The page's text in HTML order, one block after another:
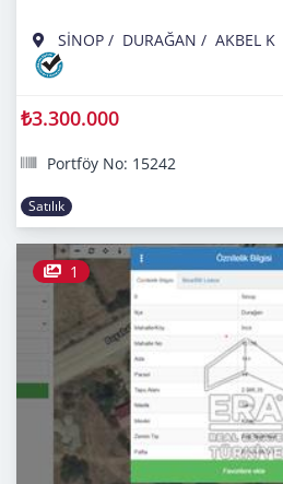
SİNOP / DURAĞAN / AKBEL K
₺3.300.000
Portföy No: 15242
Satılık
1